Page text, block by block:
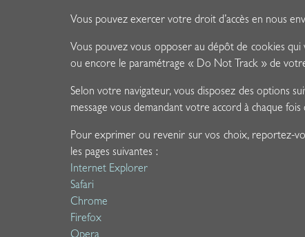
Vous pouvez exercer votre droit d’accès en nous
Vous pouvez vous opposer au dépôt de cookies
ou encore le paramétrage « Do Not Track » de
Selon votre navigateur, vous disposez des options
message vous demandant votre accord à chaque
Pour exprimer ou revenir sur vos choix, reportez-
les pages suivantes :
Internet Explorer
Safari
Chrome
Firefox
Opera